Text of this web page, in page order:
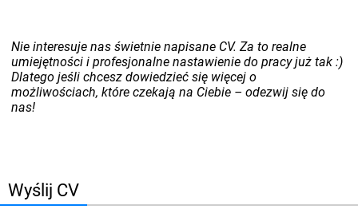
Nie interesuje nas świetnie napisane CV. Za to realne
umiejętności i profesjonalne nastawienie do pracy już tak :)
Dlatego jeśli chcesz dowiedzieć się więcej o
możliwościach, które czekają na Ciebie – odezwij się do
nas!
Wyślij CV